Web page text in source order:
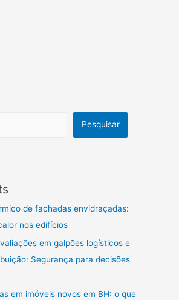
Pesquisar
de fachadas envidraçadas:
nos edifícios
em galpões logísticos e
Segurança para decisões
em imóveis novos em BH: o que